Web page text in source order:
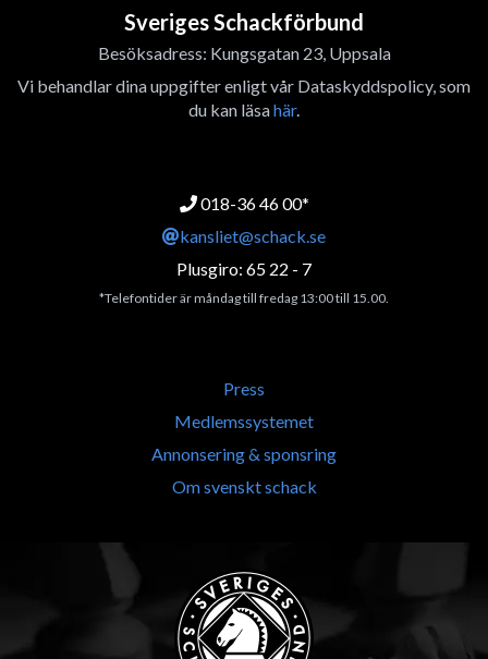
Sveriges Schackförbund
Besöksadress: Kungsgatan 23, Uppsala
Vi behandlar dina uppgifter enligt vår Dataskyddspolicy, som
du kan läsahär.
018-36 46 00*
kansliet@schack.se
Plusgiro: 65 22 - 7
*Telefontider är måndag till fredag 13:00 till 15.00.
Press
Medlemssystemet
Annonsering & sponsring
Om svenskt schack